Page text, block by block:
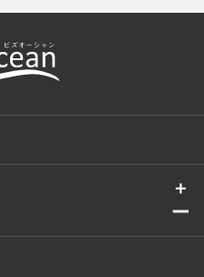
＋
ー